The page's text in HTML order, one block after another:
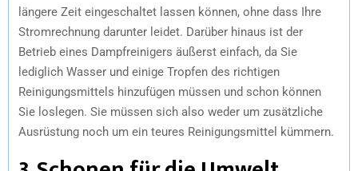
längere Zeit eingeschaltet lassen können, ohne dass Ihre
Stromrechnung darunter leidet. Darüber hinaus ist der
Betrieb eines Dampfreinigers äußerst einfach, da Sie
lediglich Wasser und einige Tropfen des richtigen
Reinigungsmittels hinzufügen müssen und schon können
Sie loslegen. Sie müssen sich also weder um zusätzliche
Ausrüstung noch um ein teures Reinigungsmittel kümmern.